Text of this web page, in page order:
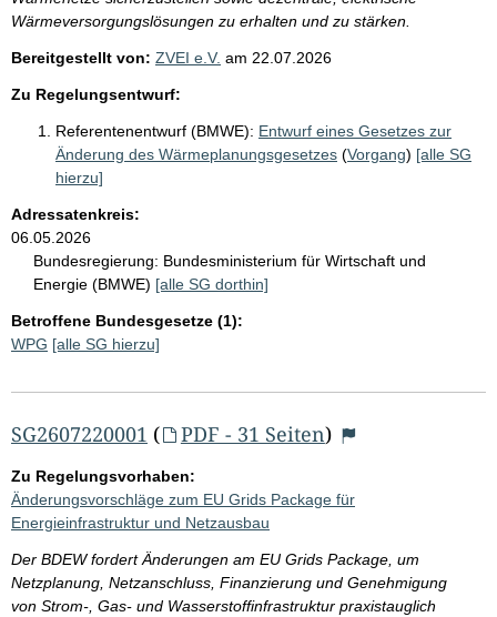
Wärmeversorgungslösungen zu erhalten und zu stärken.
Bereitgestellt von: ZVEI e.V. am 22.07.2026
Zu Regelungsentwurf:
Referentenentwurf (BMWE): Entwurf eines Gesetzes zur
Änderung des Wärmeplanungsgesetzes (Vorgang) [alle SG
hierzu]
Adressatenkreis:
06.05.2026
Bundesregierung: Bundesministerium für Wirtschaft und
Energie (BMWE) [alle SG dorthin]
Betroffene Bundesgesetze (1):
WPG [alle SG hierzu]
SG2607220001 ( PDF - 31 Seiten)
Zu Regelungsvorhaben:
Änderungsvorschläge zum EU Grids Package für
Energieinfrastruktur und Netzausbau
Der BDEW fordert Änderungen am EU Grids Package, um
Netzplanung, Netzanschluss, Finanzierung und Genehmigung
von Strom-, Gas- und Wasserstoffinfrastruktur praxistauglich